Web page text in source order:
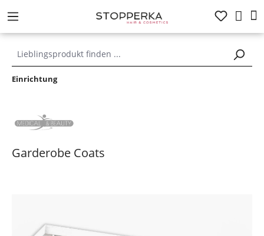
springen
Einrichtung
Garderobe Coats